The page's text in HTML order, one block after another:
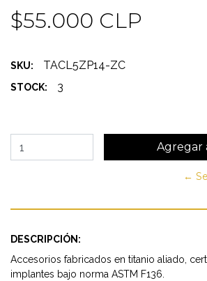
$55.000 CLP
SKU: TACL5ZP14-ZC
STOCK: 3
←
DESCRIPCIÓN:
Accesorios fabricados en titanio aliado,
implantes bajo norma ASTM F136.